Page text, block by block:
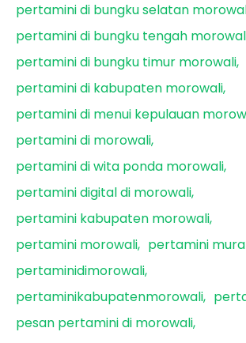
pertamini di bungku selatan
pertamini di bungku tengah
pertamini di bungku timur morowali
pertamini di kabupaten morowali
pertamini di menui kepulauan
pertamini di morowali
pertamini di wita ponda morowali
pertamini digital di morowali
pertamini kabupaten morowali
pertamini morowali
pertamini
pertaminidimorowali
pertaminikabupatenmorowali
pesan pertamini di morowali